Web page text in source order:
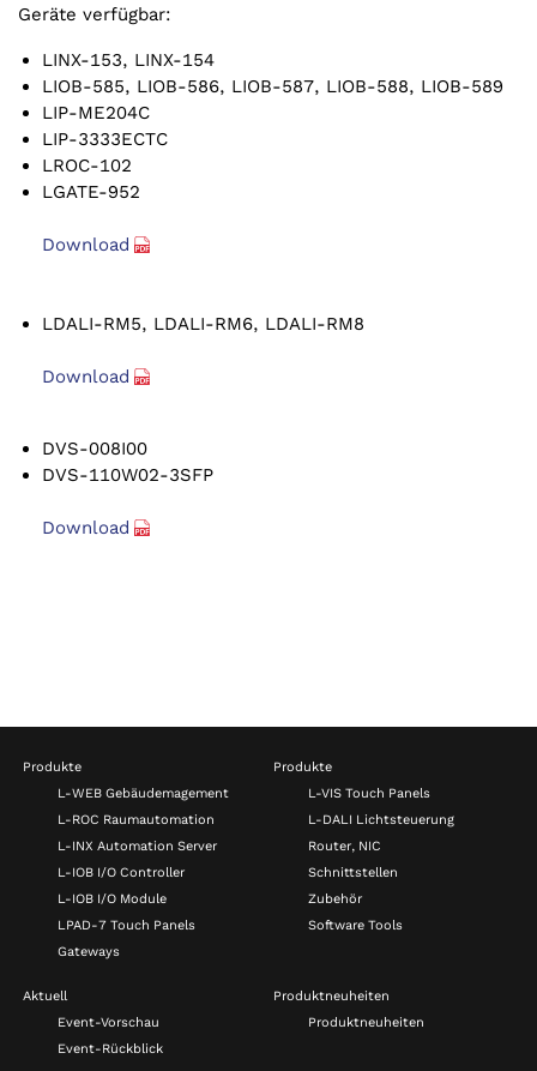
Geräte verfügbar:
LINX-153, LINX-154
LIOB-585, LIOB-586, LIOB-587, LIOB-588, LIOB-589
LIP-ME204C
LIP-3333ECTC
LROC-102
LGATE-952
Download
LDALI-RM5, LDALI-RM6, LDALI-RM8
Download
DVS-008I00
DVS-110W02-3SFP
Download
Produkte
L-WEB Gebäudemagement
L-ROC Raumautomation
L-INX Automation Server
L-IOB I/O Controller
L-IOB I/O Module
LPAD-7 Touch Panels
Gateways
Produkte
L-VIS Touch Panels
L-DALI Lichtsteuerung
Router, NIC
Schnittstellen
Zubehör
Software Tools
Aktuell
Event-Vorschau
Event-Rückblick
Produktneuheiten
Produktneuheiten